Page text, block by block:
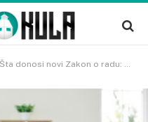
Šta donosi novi Zakon o radu: “Nema više zloupotrebe bolovanja kao dosad”